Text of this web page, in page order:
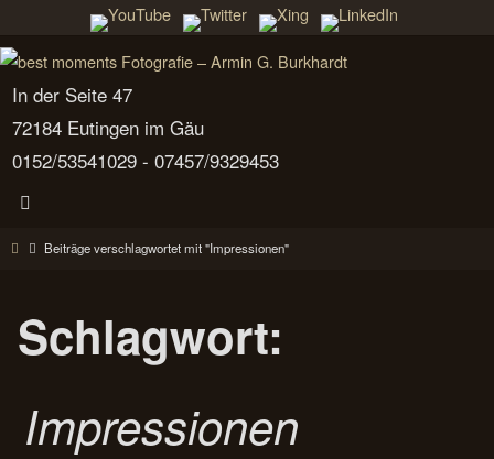
Inhalt
springen
In der Seite 47
72184 Eutingen im Gäu
0152/53541029 - 07457/9329453
StartBeiträge verschlagwortet mit "Impressionen"
Schlagwort:
Impressionen